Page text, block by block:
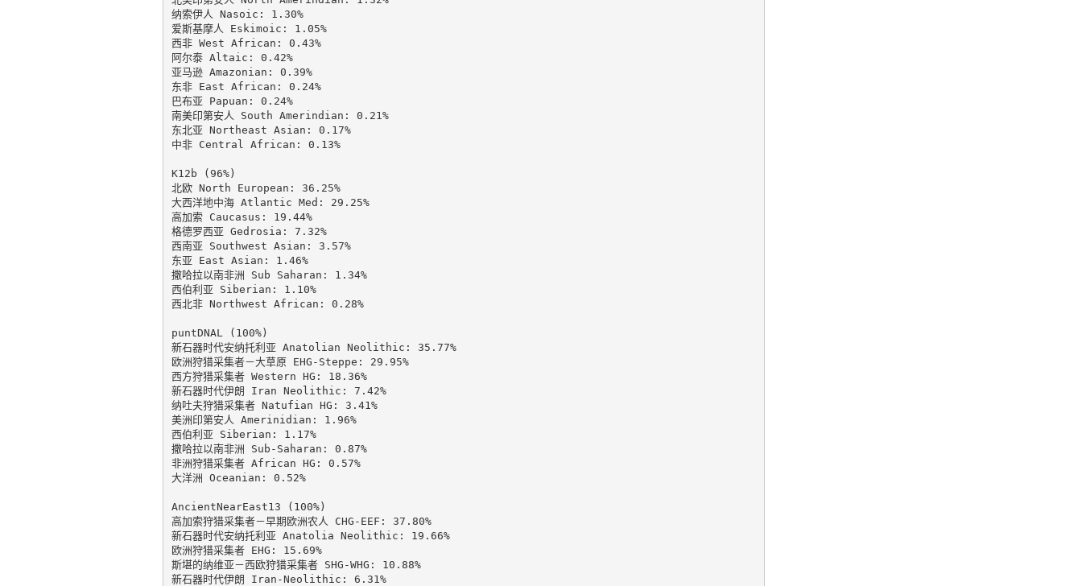
纳索伊人 Nasoic: 1.30%
爱斯基摩人 Eskimoic: 1.05%
西非 West African: 0.43%
阿尔泰 Altaic: 0.42%
亚马逊 Amazonian: 0.39%
东非 East African: 0.24%
巴布亚 Papuan: 0.24%
南美印第安人 South Amerindian: 0.21%
东北亚 Northeast Asian: 0.17%
中非 Central African: 0.13%
K12b (96%)
北欧 North European: 36.25%
大西洋地中海 Atlantic Med: 29.25%
高加索 Caucasus: 19.44%
格德罗西亚 Gedrosia: 7.32%
西南亚 Southwest Asian: 3.57%
东亚 East Asian: 1.46%
撒哈拉以南非洲 Sub Saharan: 1.34%
西伯利亚 Siberian: 1.10%
西北非 Northwest African: 0.28%
puntDNAL (100%)
新石器时代安纳托利亚 Anatolian Neolithic: 35.77%
欧洲狩猎采集者－大草原 EHG-Steppe: 29.95%
西方狩猎采集者 Western HG: 18.36%
新石器时代伊朗 Iran Neolithic: 7.42%
纳吐夫狩猎采集者 Natufian HG: 3.41%
美洲印第安人 Amerinidian: 1.96%
西伯利亚 Siberian: 1.17%
撒哈拉以南非洲 Sub-Saharan: 0.87%
非洲狩猎采集者 African HG: 0.57%
大洋洲 Oceanian: 0.52%
AncientNearEast13 (100%)
高加索狩猎采集者－早期欧洲农人 CHG-EEF: 37.80%
新石器时代安纳托利亚 Anatolia Neolithic: 19.66%
欧洲狩猎采集者 EHG: 15.69%
斯堪的纳维亚－西欧狩猎采集者 SHG-WHG: 10.88%
新石器时代伊朗 Iran-Neolithic: 6.31%